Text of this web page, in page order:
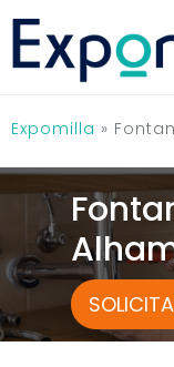
Saltar
contenido
Expomilla »